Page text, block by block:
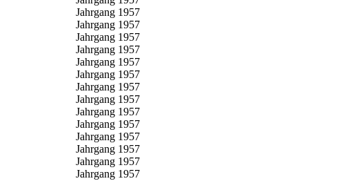
Jahrgang 1957
Jahrgang 1957
Jahrgang 1957
Jahrgang 1957
Jahrgang 1957
Jahrgang 1957
Jahrgang 1957
Jahrgang 1957
Jahrgang 1957
Jahrgang 1957
Jahrgang 1957
Jahrgang 1957
Jahrgang 1957
Jahrgang 1957